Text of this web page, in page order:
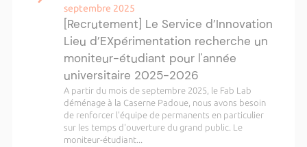
septembre 2025
[Recrutement] Le Service d’Innovation
Lieu d’EXpérimentation recherche un
moniteur-étudiant pour l'année
universitaire 2025-2026
A partir du mois de septembre 2025, le Fab Lab
déménage à la Caserne Padoue, nous avons besoin
de renforcer l'équipe de permanents en particulier
sur les temps d'ouverture du grand public. Le
moniteur-étudiant...